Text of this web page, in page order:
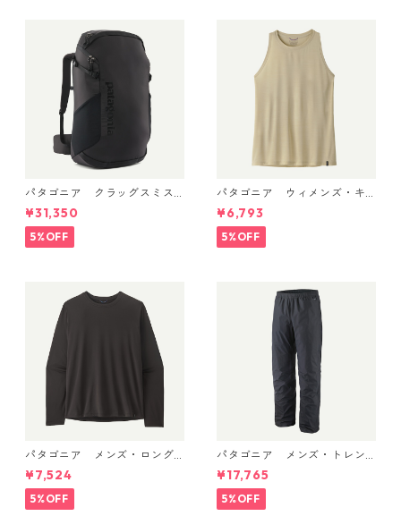
パタゴニア クラッグスミス
パック 45L ブラック 48066 P
atagonia Cragsmith Pack 日
本正規品
¥31,350
5%OFF
パタゴニア ウィメンズ・キ
ャプリーン・クール・ウルト
ラ・タンク Pumice - Dyno W
hite X-Dye 44740 日本正規
品
¥6,793
5%OFF
パタゴニア メンズ・ロング
スリーブ・キャプリーン・ク
ール・デイリー・シャツ Black
45181 日本正規品
¥7,524
5%OFF
パタゴニア メンズ・トレン
トシェル 3L・レイン・パンツ
（ショート） (カラー Black)
Patagonia Men's Torrentshe
ll 3L Rain Pants - Short 日本
¥17,765
5%OFF